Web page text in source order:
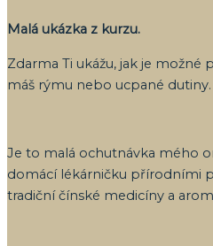
Malá ukázka z kurzu.
Zdarma Ti ukážu, jak je možné
máš rýmu nebo ucpané dutiny.
Je to malá ochutnávka mého
domácí lékárničku přírodními
tradiční čínské medicíny a